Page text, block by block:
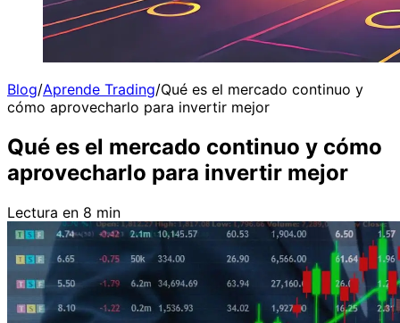
Blog/Aprende Trading/Qué es el mercado continuo y
cómo aprovecharlo para invertir mejor
Qué es el mercado continuo y cómo
aprovecharlo para invertir mejor
Lectura en 8 min